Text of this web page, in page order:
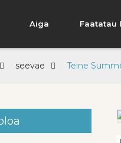
Aiga Faatatau
seevae Teine